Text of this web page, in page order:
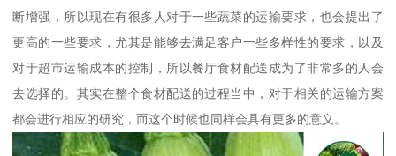
断增强，所以现在有很多人对于一些蔬菜的运输要求，也会提出了
更高的一些要求，尤其是能够去满足客户一些多样性的要求，以及
对于超市运输成本的控制，所以餐厅食材配送成为了非常多的人会
去选择的。其实在整个食材配送的过程当中，对于相关的运输方案
都会进行相应的研究，而这个时候也同样会具有更多的意义。